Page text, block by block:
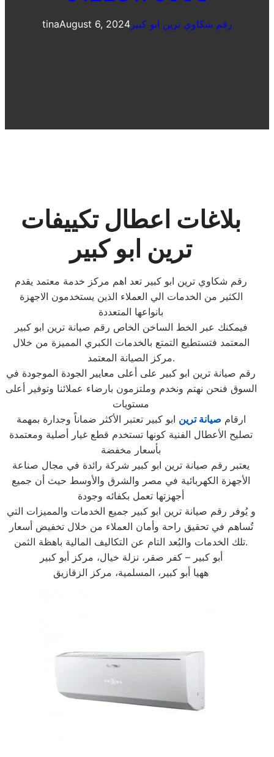
tinaAugust 6, 2024رقم شكاوي ترين ابو كبير
بلاغات اعطال تكييفات
ترين ابو كبير
رقم شكاوي ترين ابو كبير تعد اهم مركز خدمة معتمد يقدم
الكثير من الخدمات الي العملاء الذين يستخدمون الاجهزة
بانواعها المتعددة
فيمكنك عبر الخط الساخن الخاص رقم صيانة ترين ابو كبير
المعتمد فتستطيع التمتع بالخدمات الكبري المميزة من خلال
مركز الصيانة المعتمد.
رقم صيانة ترين ابو كبير على أعلى معايير الجودة الموجودة في
السوق فنحن نهتم ونخدم وملتزمون بارضاء عملائنا وتوفير أعلى
مستويات
ارقام صيانة ترين ابو كبير تعتبر الأكثر ضماناً وجدارة بمهمة
تصليح الأعطال الفنية كونها تستخدم قطع غيار أصلية ومعتمدة
بأسعار مخفضة
يعتبر رقم صيانة ترين ابو كبير شركة رائدة في مجال صناعة
الأجهزة الكهربائية في مصر والشرق والأوسط حيث أن جميع
أجهزتها تعمل بكفائه وجودة
و يُوفر رقم صيانة ترين ابو كبير جميع الخدمات والمميزات التي
تُساهم في تحقيق راحة وأمان العملاء من خلال تخفيض أسعار
تلك الخدمات والبُعد التام عن التكاليف المالية باهظة الثمن.
أبو كبير – كفر صقر، نزلة خيال، مركز أبو كبير
ههيا أبو كبير، المسلمية، مركز الزقازيق